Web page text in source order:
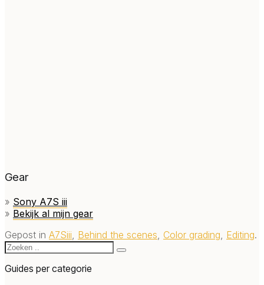
Gear
» Sony A7S iii
» Bekijk al mijn gear
Gepost in A7Siii Behind the scenes Color grading Editing.
Guides per categorie